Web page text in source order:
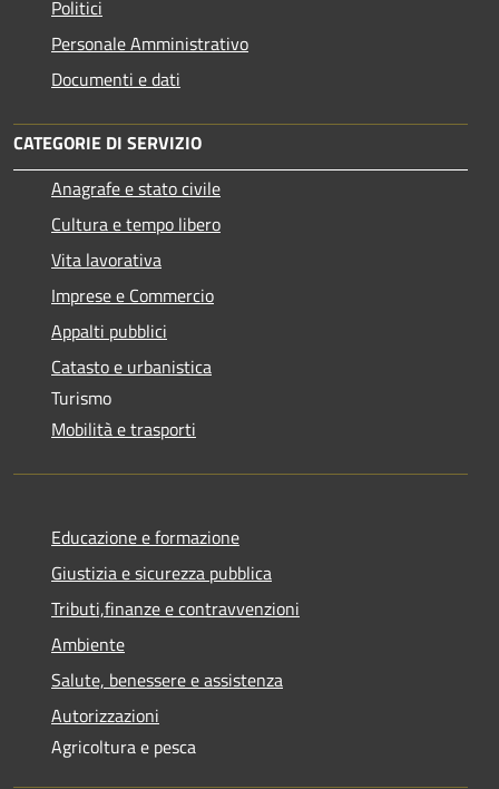
Politici
Personale Amministrativo
Documenti e dati
CATEGORIE DI SERVIZIO
Anagrafe e stato civile
Cultura e tempo libero
Vita lavorativa
Imprese e Commercio
Appalti pubblici
Catasto e urbanistica
Turismo
Mobilità e trasporti
Educazione e formazione
Giustizia e sicurezza pubblica
Tributi,finanze e contravvenzioni
Ambiente
Salute, benessere e assistenza
Autorizzazioni
Agricoltura e pesca